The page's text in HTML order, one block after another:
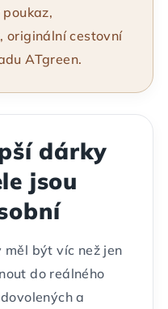
originální cestovní
ATgreen.
dárky
jsou
být víc než jen
do reálného
a